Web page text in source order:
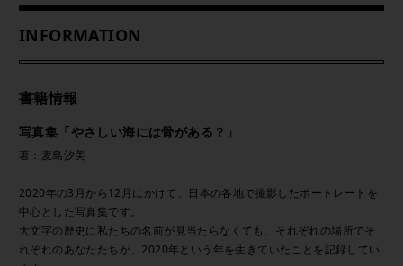
INFORMATION
書籍情報
写真集「やさしい海には骨がある？」
著：麦島汐美
2020年の3月から12月にかけて、日本の各地で撮影したポートレートを
中心とした写真集です。
大文字の歴史に私たちの名前が見当たらなくても、それぞれの場所でそ
れぞれのあなたたちが、2020年という年を生きていたことを記録してい